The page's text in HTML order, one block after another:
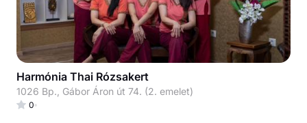
Harmónia Thai Rózsakert
1026 Bp., Gábor Áron út 74. (2. emelet)
0